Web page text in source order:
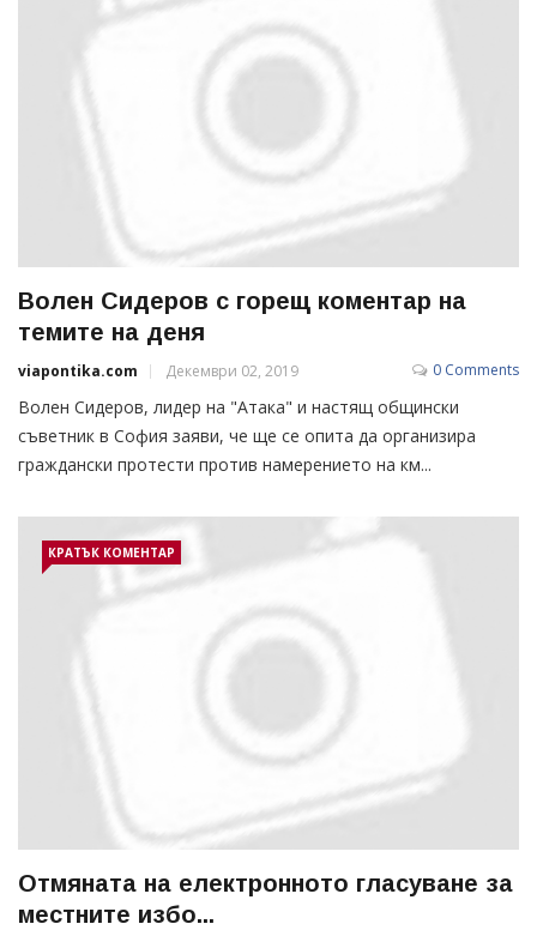
Волен Сидеров с горещ коментар на
темите на деня
viapontika.com Декември 02, 2019 0 Comments
Волен Сидеров, лидер на "Атака" и настящ общински
съветник в София заяви, че ще се опита да организира
граждански протести против намерението на км...
КРАТЪК КОМЕНТАР
Отмяната на електронното гласуване за
местните избо...